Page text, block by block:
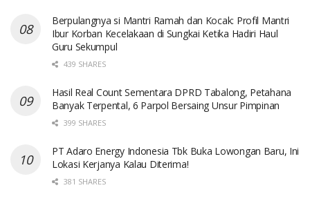
Berpulangnya si Mantri Ramah dan Kocak: Profil Mantri
Ibur Korban Kecelakaan di Sungkai Ketika Hadiri Haul
Guru Sekumpul
439 SHARES
Hasil Real Count Sementara DPRD Tabalong, Petahana
Banyak Terpental, 6 Parpol Bersaing Unsur Pimpinan
399 SHARES
PT Adaro Energy Indonesia Tbk Buka Lowongan Baru, Ini
Lokasi Kerjanya Kalau Diterima!
381 SHARES